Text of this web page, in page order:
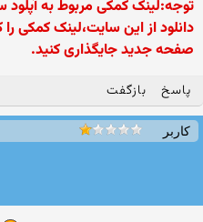
دانلود از این سایت،لینک کمکی
صفحه جدید جایگذاری کنید.
پاسخ بازگفت
کاربر